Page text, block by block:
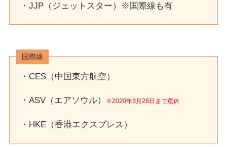
・JJP（ジェットスター）※国際線も有
国際線
・CES（中国東方航空）
・ASV（エアソウル） ※2020年3月28日まで運休
・HKE（香港エクスプレス）